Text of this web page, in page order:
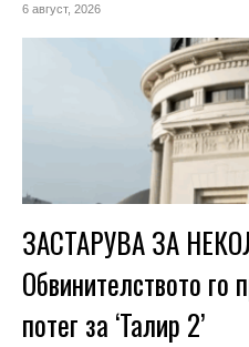
6 август, 2026
ЗАСТАРУВА ЗА
Обвинителството го
потег за ‘Талир 2’